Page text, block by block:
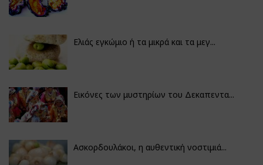
Ελιάς εγκώμιο ή τα μικρά και τα μεγ...
Εικόνες των μυστηρίων του Δεκαπεντα...
Ασκορδουλάκοι, η αυθεντική νοστιμιά...